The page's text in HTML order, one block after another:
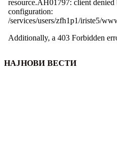
НАЈНОВИ ВЕСТИ